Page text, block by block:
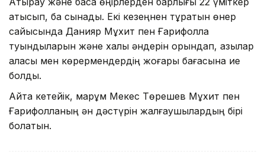
қатысып, бақ сынады. Екі кезеңнен тұратын өнер
сайысында Данияр Мұхит пен Ғарифолла
туындыларын және халық әндерін орындап, қазылар
алқасы мен көрермендердің жоғары бағасына ие
болды.
Айта кетейік, марқұм Мекес Төрешев Мұхит пен
Ғарифолланың ән дәстүрін жалғаушылардың бірі
болатын.